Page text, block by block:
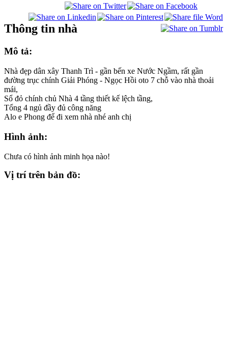
Thông tin nhà
Mô tả:
Nhà đẹp dân xây Thanh Trì - gần bến xe Nước Ngầm, rất gần
đường trục chính Giải Phóng - Ngọc Hồi oto 7 chỗ vào nhà thoải
mái,
Sổ đỏ chính chủ Nhà 4 tầng thiết kế lệch tầng,
Tổng 4 ngủ đầy đủ công năng
Alo e Phong để đi xem nhà nhé anh chị
Hình ảnh:
Chưa có hình ảnh minh họa nào!
Vị trí trên bản đồ: